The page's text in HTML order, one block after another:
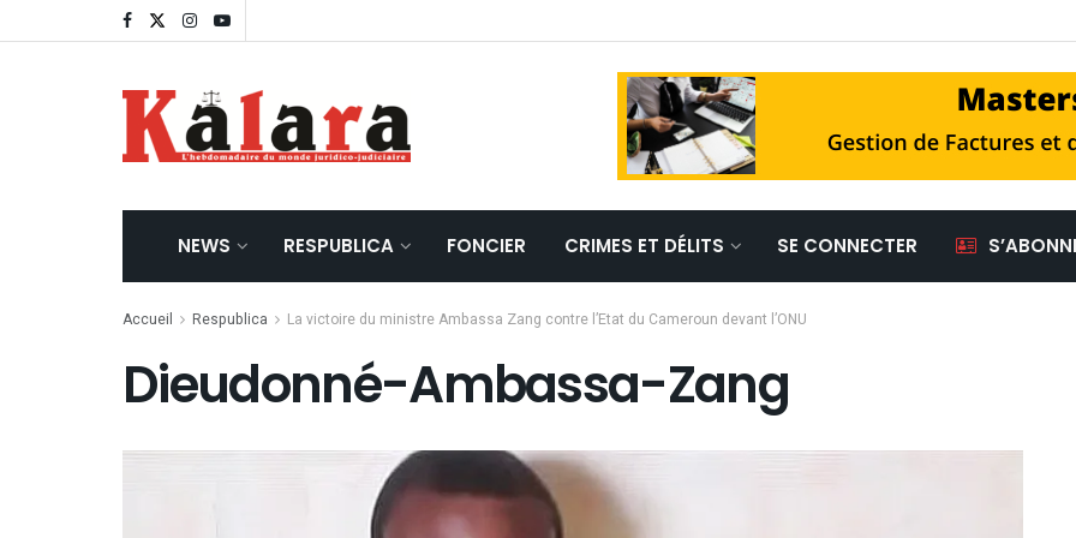
NEWS RESPUBLICA FONCIER CRIMES ET DÉLITS SE CONNECTER
Accueil Respublica La victoire du ministre Ambassa Zang contre l’Etat du Cameroun devant l’ONU
Dieudonné-Ambassa-Zang